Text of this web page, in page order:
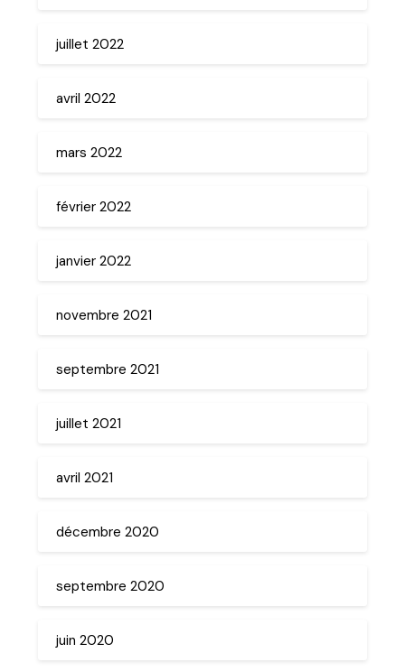
juillet 2022
avril 2022
mars 2022
février 2022
janvier 2022
novembre 2021
septembre 2021
juillet 2021
avril 2021
décembre 2020
septembre 2020
juin 2020